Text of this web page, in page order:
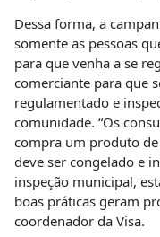
Dessa forma, a
somente as pessoas
para que venha a se
comerciante para que
regulamentado e
comunidade. “Os
compra um produto
deve ser congelado e
inspeção municipal,
boas práticas geram
coordenador da Visa.